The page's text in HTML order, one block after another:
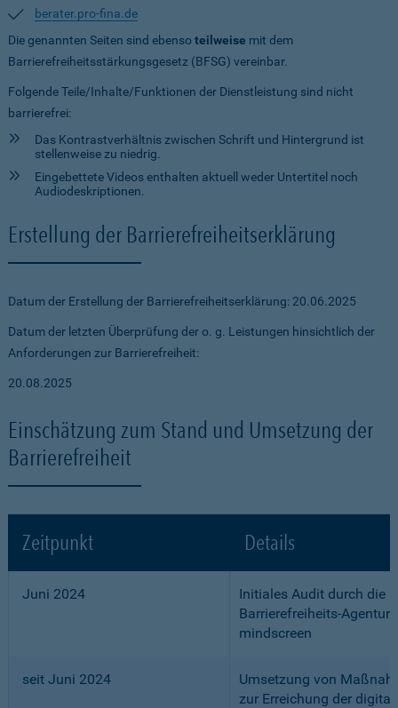
berater.pro-fina.de
Die genannten Seiten sind ebensoteilweise mit dem
Barrierefreiheitsstärkungsgesetz (BFSG) vereinbar.
Folgende Teile/Inhalte/Funktionen der Dienstleistung sind nicht
barrierefrei:
Das Kontrastverhältnis zwischen Schrift und Hintergrund ist
stellenweise zu niedrig.
Eingebettete Videos enthalten aktuell weder Untertitel noch
Audiodeskriptionen.
Erstellung der Barrierefreiheitserklärung
Datum der Erstellung der Barrierefreiheitserklärung: 20.06.2025
Datum der letzten Überprüfung der o. g. Leistungen hinsichtlich der
Anforderungen zur Barrierefreiheit:
20.08.2025
Einschätzung zum Stand und Umsetzung der
Barrierefreiheit
Zeitpunkt Details
Juni 2024
Initiales Audit durch die
Barrierefreiheits-Agentur
mindscreen
seit Juni 2024
Umsetzung von
zur Erreichung der